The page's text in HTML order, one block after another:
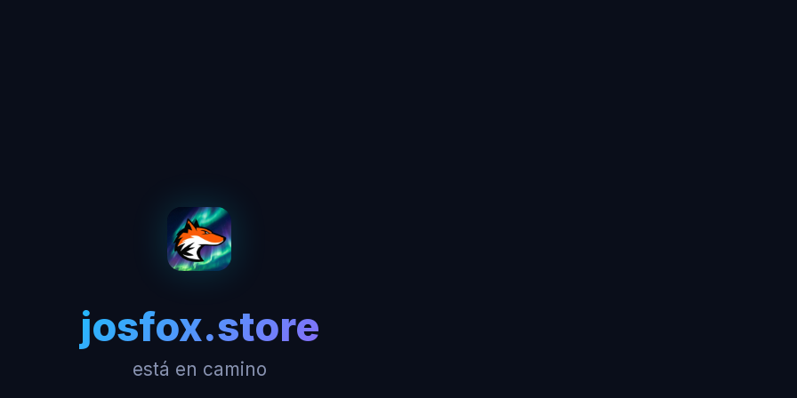
josfox.store
está en camino